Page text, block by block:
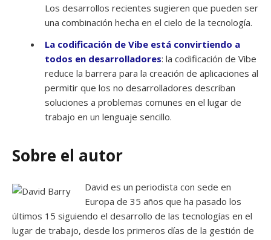
Los desarrollos recientes sugieren que pueden ser
una combinación hecha en el cielo de la tecnología.
La codificación de Vibe está convirtiendo a
todos en desarrolladores: la codificación de Vibe
reduce la barrera para la creación de aplicaciones al
permitir que los no desarrolladores describan
soluciones a problemas comunes en el lugar de
trabajo en un lenguaje sencillo.
Sobre el autor
David es un periodista con sede en
Europa de 35 años que ha pasado los
últimos 15 siguiendo el desarrollo de las tecnologías en el
lugar de trabajo, desde los primeros días de la gestión de